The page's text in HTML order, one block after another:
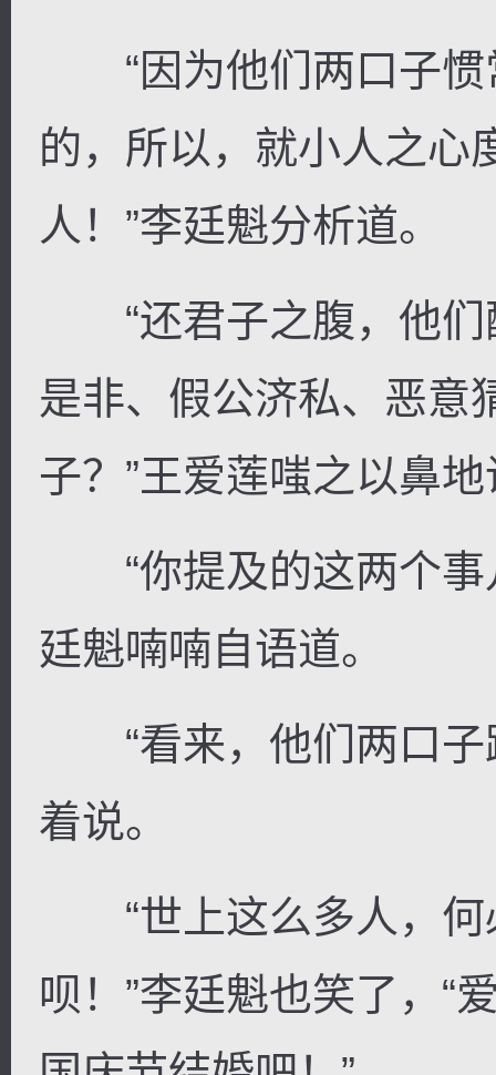
“因为他们两口子惯
的，所以，就小人之心
人！”李廷魁分析道。
“还君子之腹，他们
是非、假公济私、恶意
子？”王爱莲嗤之以鼻
“你提及的这两个事
廷魁喃喃自语道。
“看来，他们两口子
着说。
“世上这么多人，何
呗！”李廷魁也笑了，“